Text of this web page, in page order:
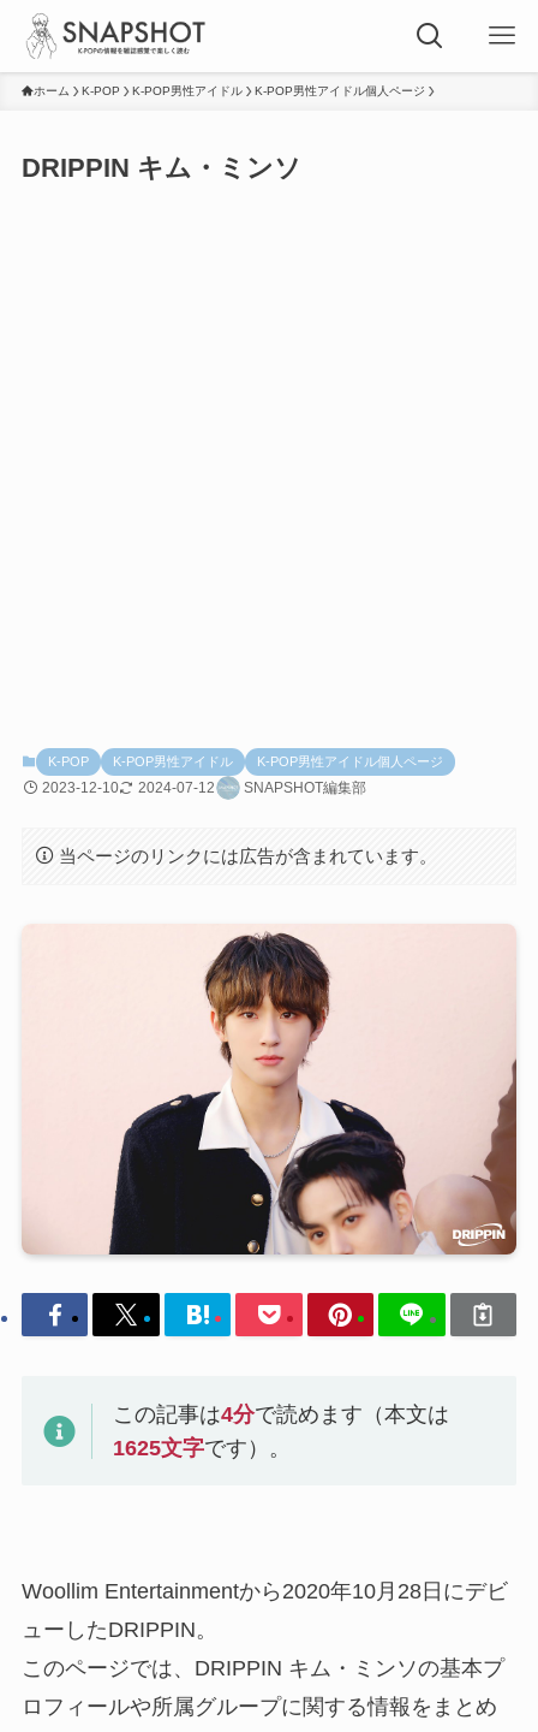
ホーム K-POP K-POP男性アイドル K-POP男性アイドル個人ページ
DRIPPIN キム・ミンソ
K-POP K-POP男性アイドル K-POP男性アイドル個人ページ
2023-12-10 2024-07-12 SNAPSHOT編集部
当ページのリンクには広告が含まれています。
この記事は4分で読めます（本文は
1625文字です）。
Woollim Entertainmentから2020年10月28日にデビ
ューしたDRIPPIN。
このページでは、DRIPPIN キム・ミンソの基本プ
ロフィールや所属グループに関する情報をまとめ